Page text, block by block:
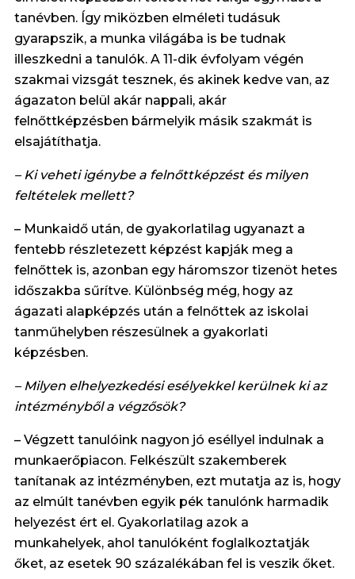
tanévben. Így miközben elméleti tudásuk
gyarapszik, a munka világába is be tudnak
illeszkedni a tanulók. A 11-dik évfolyam végén
szakmai vizsgát tesznek, és akinek kedve van, az
ágazaton belül akár nappali, akár
felnőttképzésben bármelyik másik szakmát is
elsajátíthatja.
– Ki veheti igénybe a felnőttképzést és milyen
feltételek mellett?
– Munkaidő után, de gyakorlatilag ugyanazt a
fentebb részletezett képzést kapják meg a
felnőttek is, azonban egy háromszor tizenöt hetes
időszakba sűrítve. Különbség még, hogy az
ágazati alapképzés után a felnőttek az iskolai
tanműhelyben részesülnek a gyakorlati
képzésben.
– Milyen elhelyezkedési esélyekkel kerülnek ki az
intézményből a végzősök?
– Végzett tanulóink nagyon jó eséllyel indulnak a
munkaerőpiacon. Felkészült szakemberek
tanítanak az intézményben, ezt mutatja az is, hogy
az elmúlt tanévben egyik pék tanulónk harmadik
helyezést ért el. Gyakorlatilag azok a
munkahelyek, ahol tanulóként foglalkoztatják
őket, az esetek 90 százalékában fel is veszik őket.